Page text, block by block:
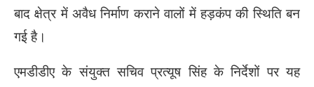
बाद क्षेत्र में अवैध निर्माण कराने वालों में हड़कंप की स्थिति बन
गई है।
एमडीडीए के संयुक्त सचिव प्रत्यूष सिंह के निर्देशों पर यह